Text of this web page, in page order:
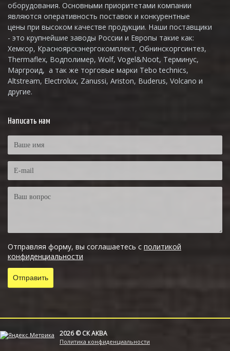
оборудования. Основными приоритетами компании
являются оперативность поставок и конкурентные
цены при высоком качестве продукции. Наши поставщики
- это крупнейшие заводы России и Европы такие как:
Хемкор, Красноярскэнергокомплект, Обнинскоргсинтез,
Thermaflex, Водполимер, Wolf, Vogel&Noot, Терминус,
Маргроид, а так же торговые марки Tebo technics,
Altstream, Electrolux, Zanussi, Ariston, Buderus, Volcano и
другие.
Написать нам
Отправляя форму, вы соглашаетесь с политикой
конфиденциальности
2026 © СК АКВА
Политика конфиденциальности